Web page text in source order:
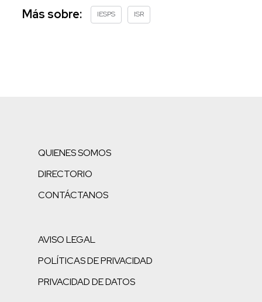
Más sobre: IESPS ISR
QUIENES SOMOS
DIRECTORIO
CONTÁCTANOS
AVISO LEGAL
POLÍTICAS DE PRIVACIDAD
PRIVACIDAD DE DATOS